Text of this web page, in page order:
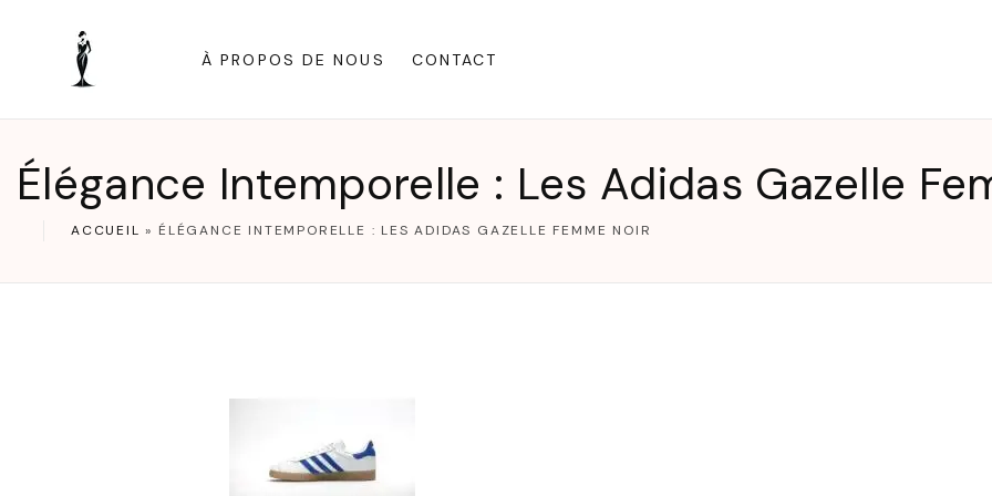
À PROPOS DE NOUS CONTACT
Élégance Intemporelle : Les Adidas Gazelle
ACCUEIL » ÉLÉGANCE INTEMPORELLE : LES ADIDAS GAZELLE FEMME NOIR